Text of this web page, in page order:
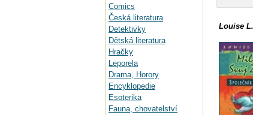
Comics
Česká literatura
Detektivky
Dětská literatura
Hračky
Leporela
Drama, Horory
Encyklopedie
Esoterika
Fauna, chovatelství
Louise